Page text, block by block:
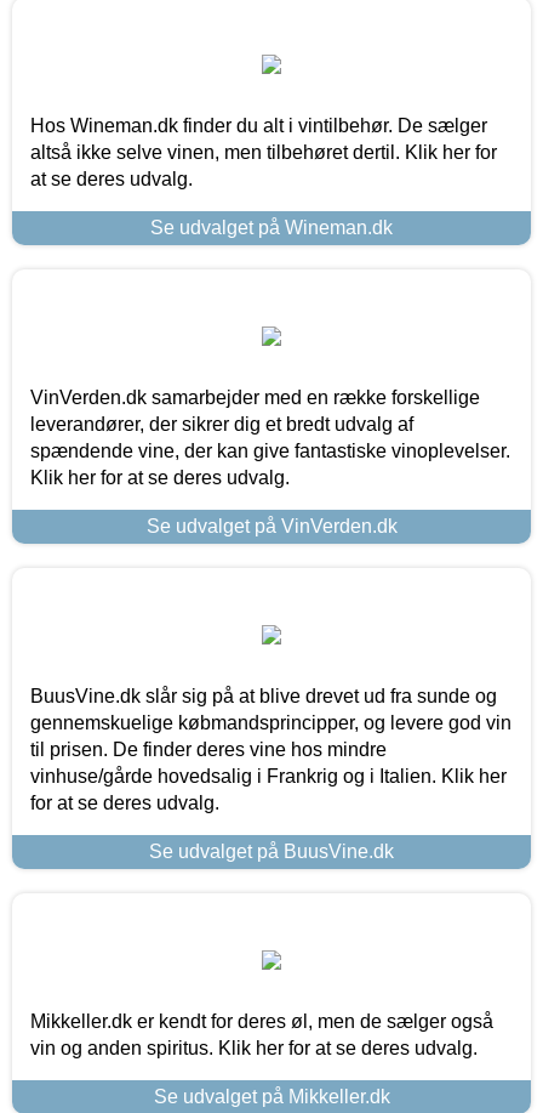
Hos Wineman.dk finder du alt i vintilbehør. De sælger
altså ikke selve vinen, men tilbehøret dertil. Klik her for
at se deres udvalg.
Se udvalget på Wineman.dk
VinVerden.dk samarbejder med en række forskellige
leverandører, der sikrer dig et bredt udvalg af
spændende vine, der kan give fantastiske vinoplevelser.
Klik her for at se deres udvalg.
Se udvalget på VinVerden.dk
BuusVine.dk slår sig på at blive drevet ud fra sunde og
gennemskuelige købmandsprincipper, og levere god vin
til prisen. De finder deres vine hos mindre
vinhuse/gårde hovedsalig i Frankrig og i Italien. Klik her
for at se deres udvalg.
Se udvalget på BuusVine.dk
Mikkeller.dk er kendt for deres øl, men de sælger også
vin og anden spiritus. Klik her for at se deres udvalg.
Se udvalget på Mikkeller.dk